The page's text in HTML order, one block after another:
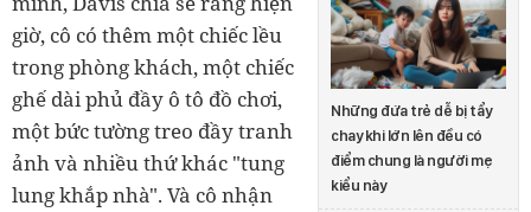
Những đứa trẻ dễ bị tẩy
chay khi lớn lên đều có
điểm chung là người mẹ
kiểu này
giờ, cô có thêm một chiếc lều
trong phòng khách, một chiếc
ghế dài phủ đầy ô tô đồ chơi,
một bức tường treo đầy tranh
ảnh và nhiều thứ khác "tung
lung khắp nhà". Và cô nhận